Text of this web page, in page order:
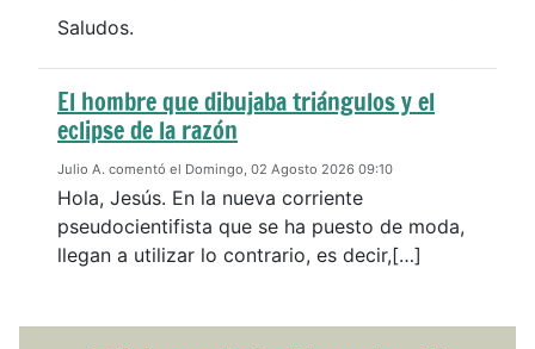
Saludos.
El hombre que dibujaba triángulos y el
eclipse de la razón
Julio A. comentó el Domingo, 02 Agosto 2026 09:10
Hola, Jesús. En la nueva corriente
pseudocientifista que se ha puesto de moda,
llegan a utilizar lo contrario, es decir,[…]